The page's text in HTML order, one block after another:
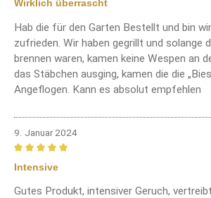
Wirklich überrascht
Hab die für den Garten Bestellt und bin
zufrieden. Wir haben gegrillt und solange
brennen waren, kamen keine Wespen an
das Stäbchen ausging, kamen die die
Angeflogen. Kann es absolut empfehlen
9. Januar 2024
Bewertung mit 5 von 5 Sternen
Intensive
Gutes Produkt, intensiver Geruch,